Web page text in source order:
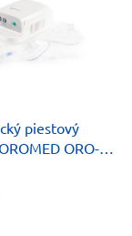
piestový
ORO-